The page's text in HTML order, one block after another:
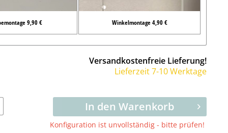
9,90 € Winkelmontage 4,90 €
Versandkostenfreie Lieferung!
Lieferzeit 7-10 Werktage
In den Warenkorb
Konfiguration ist unvollständig - bitte prüfen!